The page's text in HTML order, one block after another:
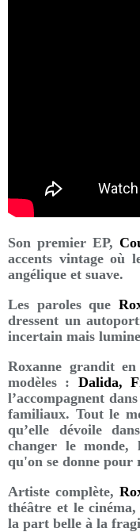
Son premier EP,
accents vintage où
angélique et suave.
Les paroles que
dressent un
incertain mais
Roxanne grandit
modèles : Dalida,
l’accompagnent
familiaux. Tout le
qu’elle dévoile
changer le monde,
qu'on se donne pour
Artiste complète,
théâtre et le
la part belle à la